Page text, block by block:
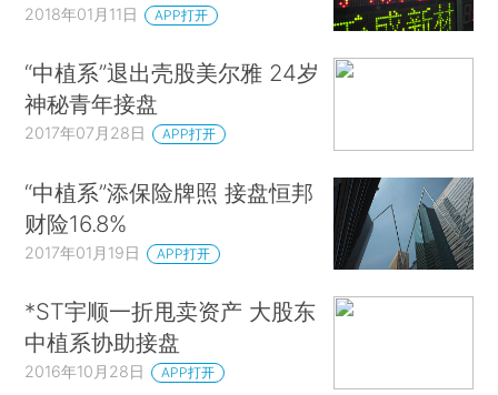
2018年01月11日 APP打开
“中植系”退出壳股美尔雅 24岁
神秘青年接盘
2017年07月28日 APP打开
“中植系”添保险牌照 接盘恒邦
财险16.8%
2017年01月19日 APP打开
*ST宇顺一折甩卖资产 大股东
中植系协助接盘
2016年10月28日 APP打开